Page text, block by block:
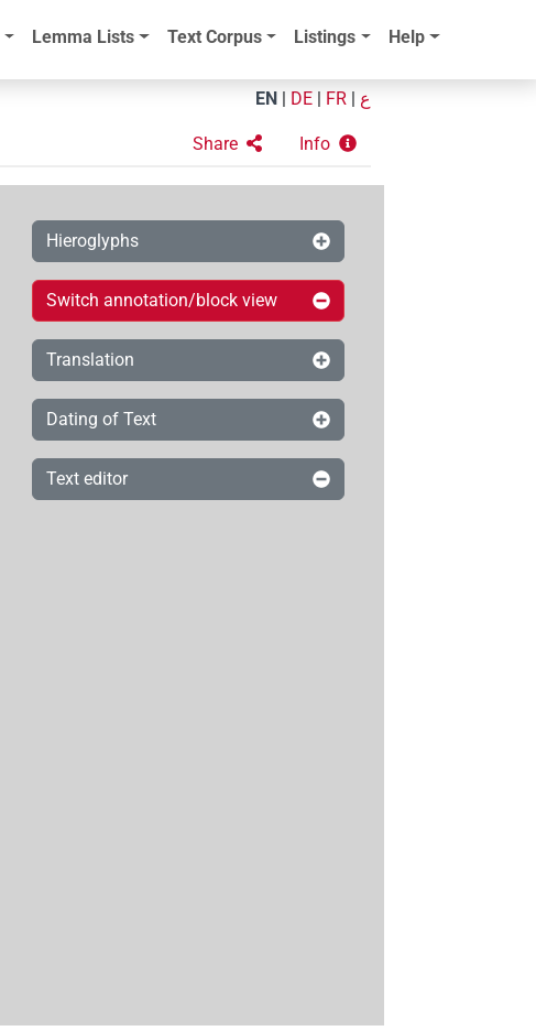
Lemma Lists Text Corpus Listings Help
EN DE FR ع
Share Info
Hieroglyphs
Switch annotation/block view
Translation
Dating of Text
Text editor